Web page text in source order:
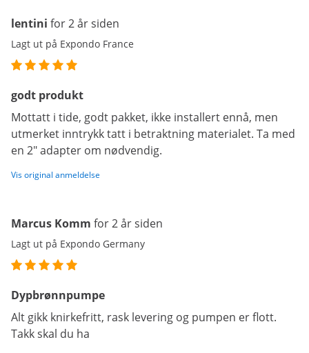
lentini for 2 år siden
Lagt ut på Expondo France
godt produkt
Mottatt i tide, godt pakket, ikke installert ennå, men
utmerket inntrykk tatt i betraktning materialet. Ta med
en 2" adapter om nødvendig.
Vis original anmeldelse
Marcus Komm for 2 år siden
Lagt ut på Expondo Germany
Dypbrønnpumpe
Alt gikk knirkefritt, rask levering og pumpen er flott.
Takk skal du ha